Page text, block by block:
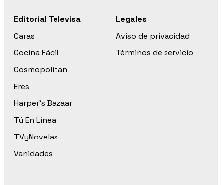
Editorial Televisa
Caras
Cocina Fácil
Cosmopolitan
Eres
Harper’s Bazaar
Tú En Línea
TVyNovelas
Vanidades
Legales
Aviso de privacidad
Términos de servicio